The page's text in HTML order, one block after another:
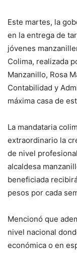
Este martes, la
en la entrega de
jóvenes
Colima, realizada
Manzanillo, Rosa
Contabilidad y
máxima casa de
La mandataria
extraordinario la
de nivel
alcaldesa
beneficiada
pesos por cada
Mencionó que
nivel nacional
económica o en